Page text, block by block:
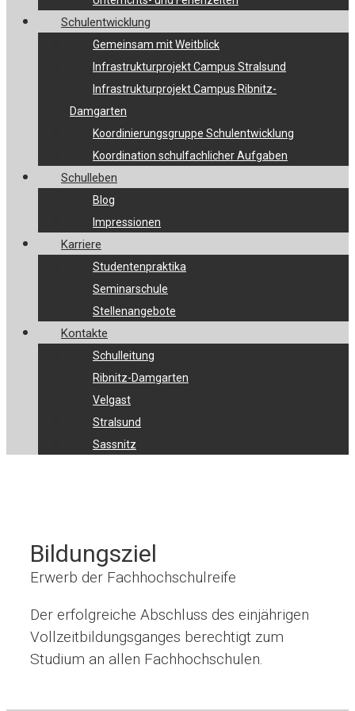
Schulentwicklung
Gemeinsam mit Weitblick
Infrastrukturprojekt Campus Stralsund
Infrastrukturprojekt Campus Ribnitz-
Damgarten
Koordinierungsgruppe Schulentwicklung
Koordination schulfachlicher Aufgaben
Schulleben
Blog
Impressionen
Karriere
Studentenpraktika
Seminarschule
Stellenangebote
Kontakte
Schulleitung
Ribnitz-Damgarten
Velgast
Stralsund
Sassnitz
Bildungsziel
Erwerb der Fachhochschulreife
Der erfolgreiche Abschluss des einjährigen
Vollzeitbildungsganges berechtigt zum
Studium an allen Fachhochschulen.